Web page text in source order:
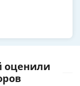
оценили